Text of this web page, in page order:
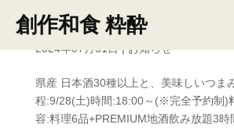
創作和食 粋酔
【粋酔 地酒の集い2024】
2024年07月31日|お知らせ
県産 日本酒30種以上と、美味しいつま
程:9/28(土)時間:18:00～(※完全予約制)
容:料理6品+PREMIUM地酒飲み放題3時